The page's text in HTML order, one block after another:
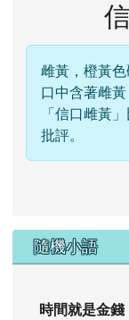
信
雌黃，橙黃
口中含著雌
「信口雌黃
批評。
隨機小語
時間就是金錢